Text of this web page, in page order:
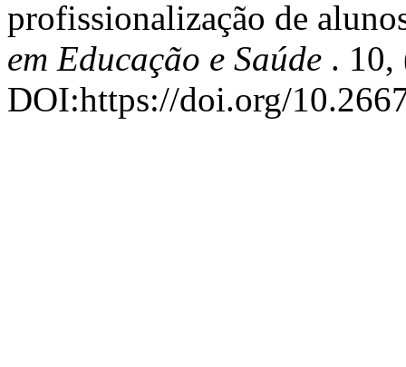
profissionalização de
em Educação e Saúde . 10,
DOI:https://doi.org/